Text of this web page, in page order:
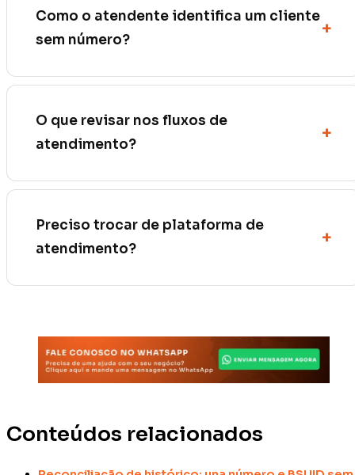
Como o atendente identifica um cliente
sem número?
O que revisar nos fluxos de
atendimento?
Preciso trocar de plataforma de
atendimento?
Conteúdos relacionados